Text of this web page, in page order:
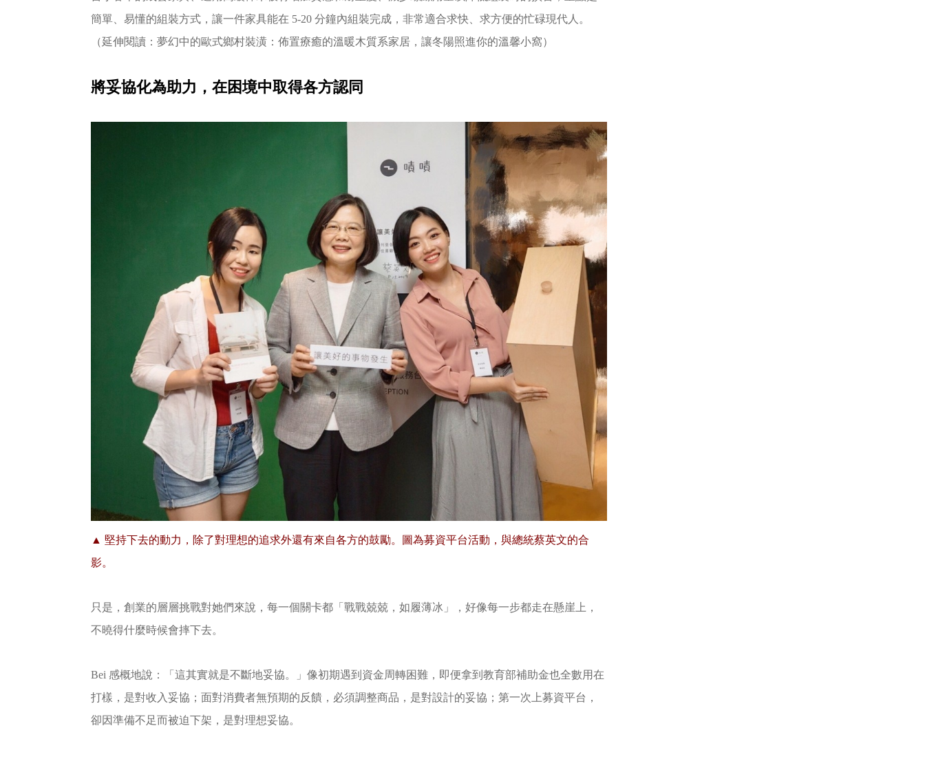
簡單、易懂的組裝方式，讓一件家具能在 5-20 分鐘內組裝完成，非常適合求快、求方便的忙碌現代人。
（延伸閱讀： 夢幻中的歐式鄉村裝潢：佈置療癒的溫暖木質系家居，讓冬陽照進你的溫馨小窩）
將妥協化為助力，在困境中取得各方認同
▲ 堅持下去的動力，除了對理想的追求外還有來自各方的鼓勵。圖為募資平台活動，與總統蔡英文的合
影。
只是，創業的層層挑戰對她們來說，每一個關卡都「戰戰兢兢，如履薄冰」，好像每一步都走在懸崖上，
不曉得什麼時候會摔下去。
Bei 感概地說：「這其實就是不斷地妥協。」像初期遇到資金周轉困難，即便拿到教育部補助金也全數用在
打樣，是對收入妥協；面對消費者無預期的反饋，必須調整商品，是對設計的妥協；第一次上募資平台，
卻因準備不足而被迫下架，是對理想妥協。